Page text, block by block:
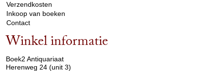
Verzendkosten
Inkoop van boeken
Contact
Winkel informatie
Boek2 Antiquariaat
Herenweg 24 (unit 3)